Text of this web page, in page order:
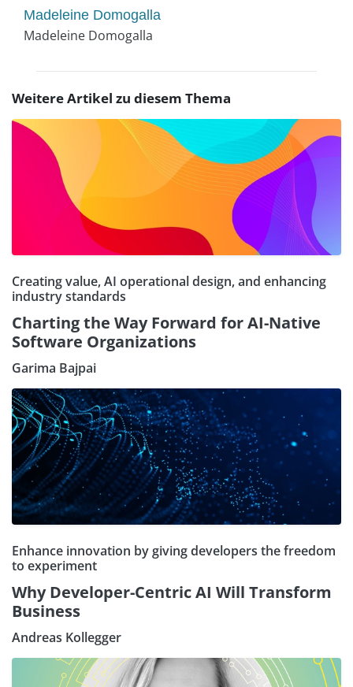
Madeleine Domogalla
Madeleine Domogalla
Weitere Artikel zu diesem Thema
Creating value, AI operational design, and enhancing
industry standards
Charting the Way Forward for AI-Native
Software Organizations
Garima Bajpai
Enhance innovation by giving developers the freedom
to experiment
Why Developer-Centric AI Will Transform
Business
Andreas Kollegger